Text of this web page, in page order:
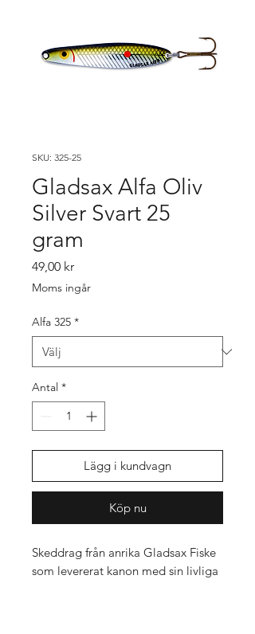
SKU: 325-25
Gladsax Alfa Oliv
Silver Svart 25
gram
49,00 krPris
Moms ingår
Alfa 325 *
Antal *
Lägg i kundvagn
Köp nu
Skeddrag från anrika Gladsax Fiske
som levererat kanon med sin livliga